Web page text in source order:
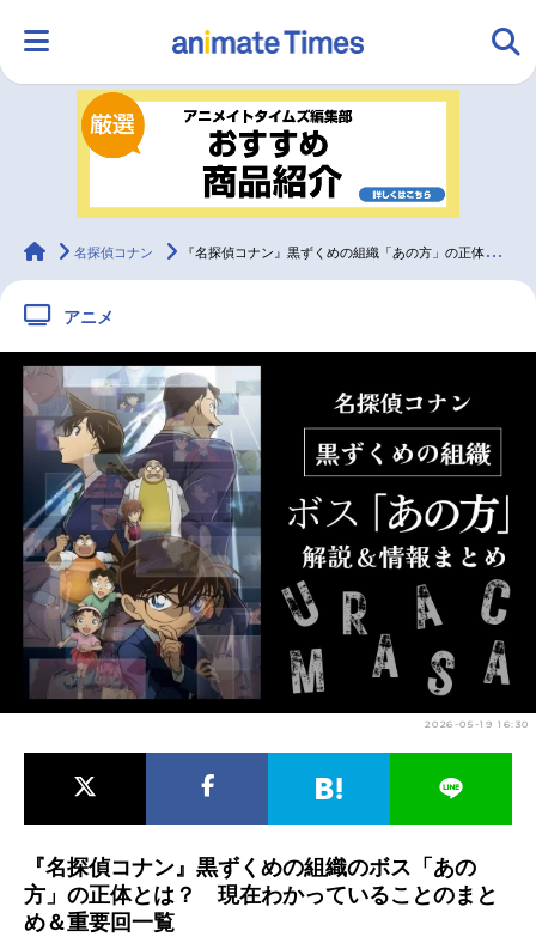
ランキング アニメ
ラジオ みんなの声
2.5次元 配信・Vtuber トレンド 無料マンガ
最新記事一覧
アニメ記事一覧 声優記事一覧
アニメ映画一覧
今期アニメ曜日別一覧
春アニメ 夏アニメ
男性声優/女性声優一覧
animateTimes
名探偵コナン 『名探偵コナン』黒ずくめの組織「あの方」の正体＆重要回｜烏丸蓮耶の情報まとめ
アニメ
2026-05-19 16:30
『名探偵コナン』黒ずくめの組織のボス「あの
方」の正体とは？ 現在わかっていることのまと
め＆重要回一覧